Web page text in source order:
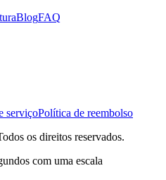
BlogFAQ
serviçoPolítica de reembolso
os direitos reservados.
com uma escala